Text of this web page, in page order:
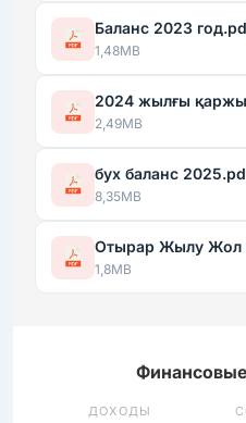
Баланс 2023
1,48MB
2024 жылғы
2,49MB
бух баланс
8,35MB
Отырар Жылу Жол
1,8MB
ДОХОДЫ